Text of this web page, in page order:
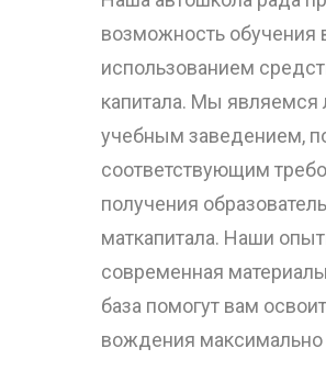
возможность
использованием
капитала. Мы
учебным заведением,
соответствующим
получения
маткапитала. Наши
современная
база помогут вам
вождения